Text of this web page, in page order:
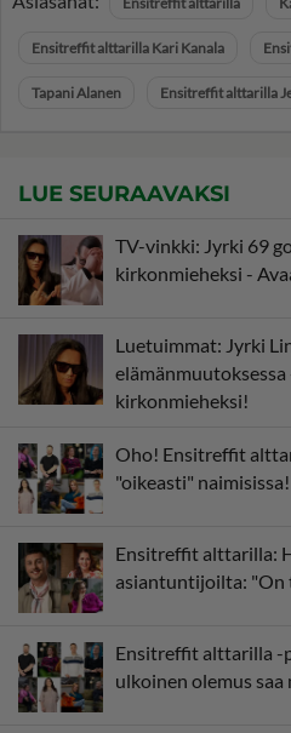
Ensitreffit alttarilla Kari Kanala
Tapani Alanen Ensitreffit alttarilla
LUE SEURAAVAKSI
TV-vinkki: Jyrki 69
kirkonmieheksi -
Luetuimmat: Jyrki
kirkonmieheksi!
Oho! Ensitreffit
"oikeasti"
Ensitreffit alttarilla:
asiantuntijoilta: "On
Ensitreffit alttarilla -
ulkoinen olemus